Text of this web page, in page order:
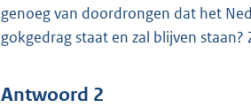
genoeg van doordrongen dat het
gokgedrag staat en zal blijven staan?
Antwoord 2